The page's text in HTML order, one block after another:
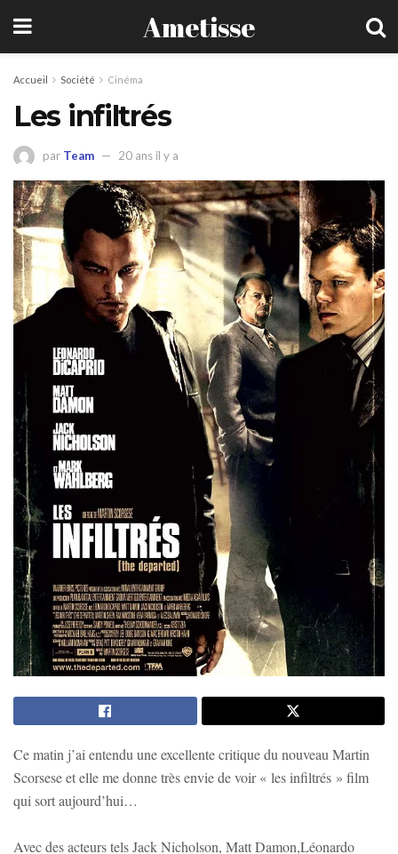
Ametisse
Accueil Société Cinéma
Les infiltrés
par Team 20 ans il y a
Ce matin j’ai entendu une excellente critique du nouveau Martin
Scorsese et elle me donne très envie de voir « les infiltrés » film
qui sort aujourd’hui…
Avec des acteurs tels Jack Nicholson, Matt Damon,Léonardo